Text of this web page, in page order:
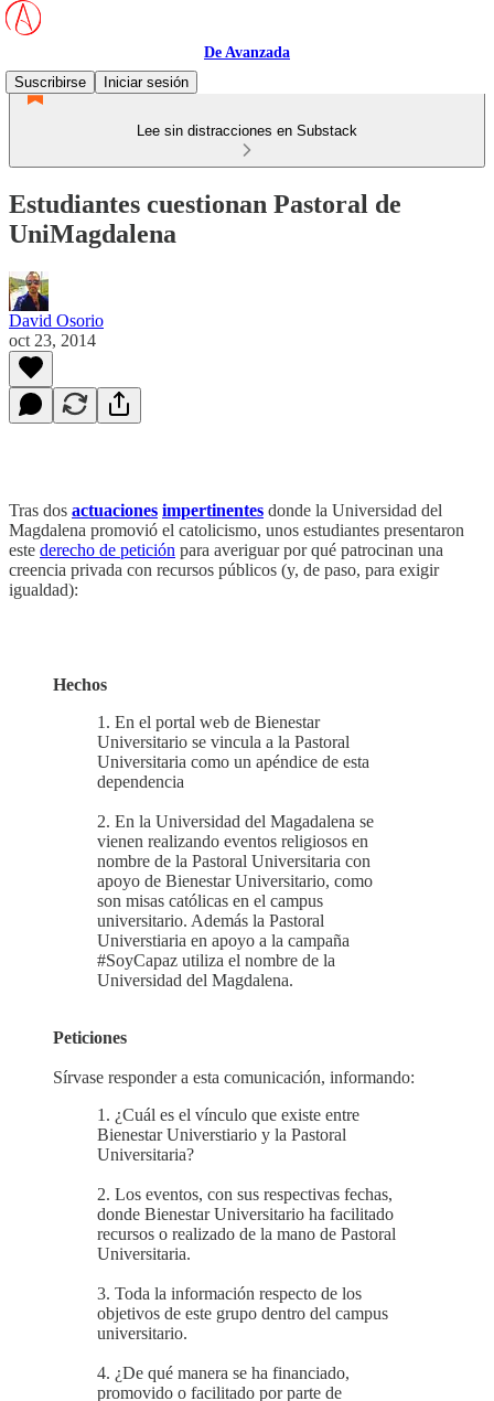
De Avanzada
Suscribirse
Iniciar sesión
Lee sin distracciones en Substack
Estudiantes cuestionan Pastoral de
UniMagdalena
David Osorio
oct 23, 2014
Tras dos actuaciones impertinentes donde la Universidad del
Magdalena promovió el catolicismo, unos estudiantes presentaron
este derecho de petición para averiguar por qué patrocinan una
creencia privada con recursos públicos (y, de paso, para exigir
igualdad):
Hechos
1. En el portal web de Bienestar
Universitario se vincula a la Pastoral
Universitaria como un apéndice de esta
dependencia
2. En la Universidad del Magadalena se
vienen realizando eventos religiosos en
nombre de la Pastoral Universitaria con
apoyo de Bienestar Universitario, como
son misas católicas en el campus
universitario. Además la Pastoral
Universtiaria en apoyo a la campaña
#SoyCapaz utiliza el nombre de la
Universidad del Magdalena.
Peticiones
Sírvase responder a esta comunicación, informando:
1. ¿Cuál es el vínculo que existe entre
Bienestar Universtiario y la Pastoral
Universitaria?
2. Los eventos, con sus respectivas fechas,
donde Bienestar Universitario ha facilitado
recursos o realizado de la mano de Pastoral
Universitaria.
3. Toda la información respecto de los
objetivos de este grupo dentro del campus
universitario.
4. ¿De qué manera se ha financiado,
promovido o facilitado por parte de